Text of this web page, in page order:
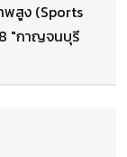
พสูง (Sports
"กาญจนบุรี